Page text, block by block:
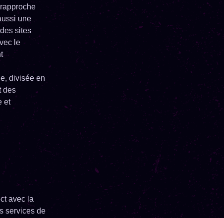
une
sites
le
divisée en
des
et
avec la
services de